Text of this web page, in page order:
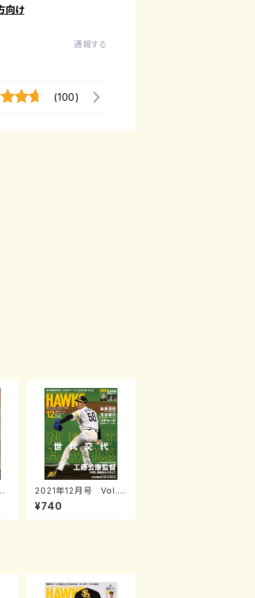
向け
通報する
(100)
2021年12月号 Vol.2
54
¥740